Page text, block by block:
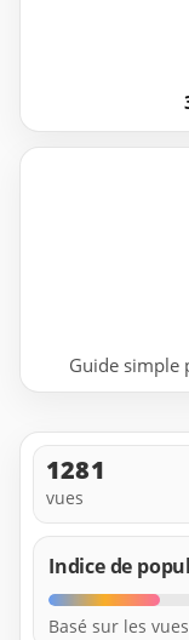
Guide simple
1281
vues
Indice de
Basé sur les